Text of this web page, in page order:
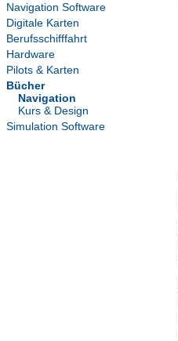
Navigation Software
Digitale Karten
Berufsschifffahrt
Hardware
Pilots & Karten
Bücher
Navigation
Kurs & Design
Simulation Software